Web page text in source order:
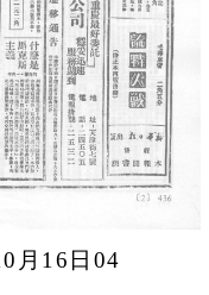
月16日04